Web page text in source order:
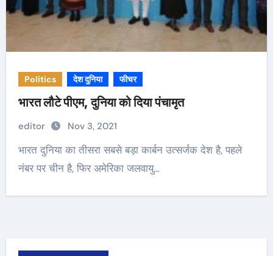
Politics देश दुनिया फीचर
भारत लौटे पीएम, दुनिया को दिया पंचामृत
editor Nov 3, 2021
भारत दुनिया का तीसरा सबसे बड़ा कार्बन उत्सर्जक देश है, पहले
नंबर पर चीन है, फिर अमेरिका जलवायु…